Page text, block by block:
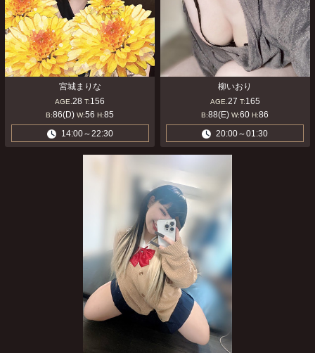
宮城まりな
AGE.28T:156
B:86(D)W:56H:85
14:00～22:30
柳いおり
AGE.27 T:165
B:88(E)W:60H:86
20:00～01:30